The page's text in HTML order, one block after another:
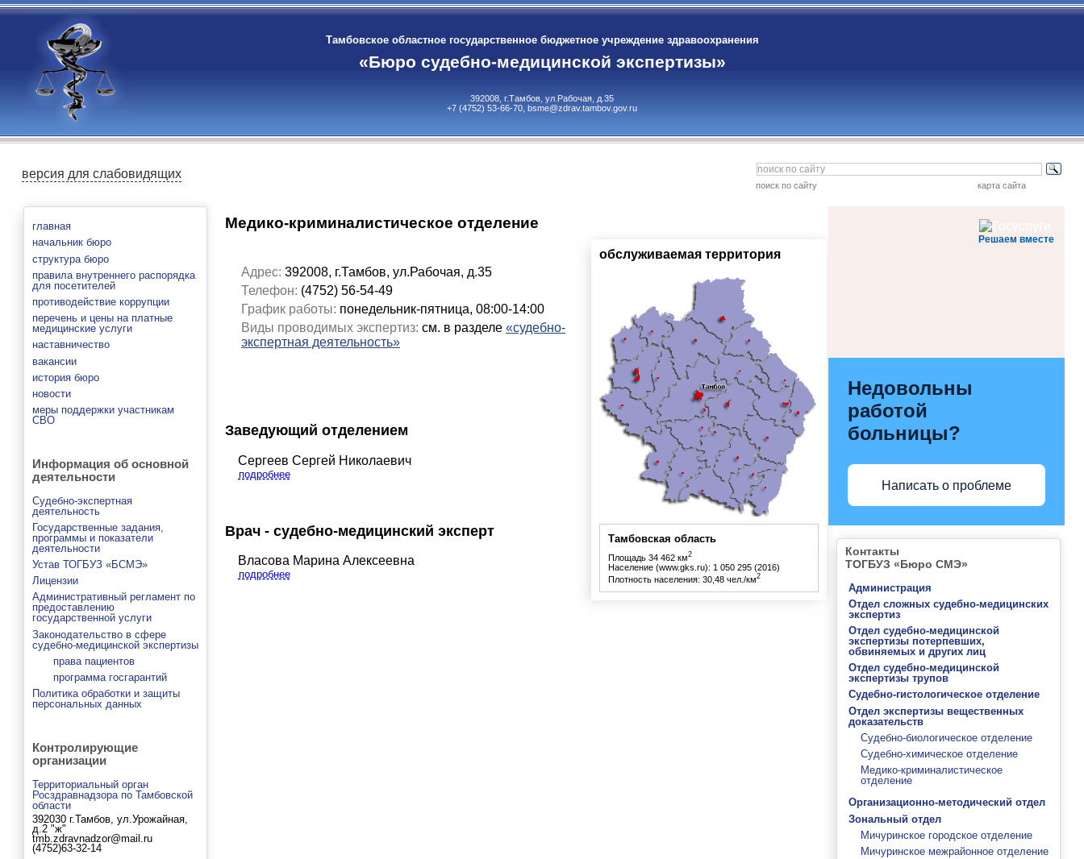
Тамбовское областное государственное бюджетное учреждение здравоохранения
«Бюро судебно-медицинской экспертизы»
392008, г.Тамбов, ул.Рабочая, д.35
+7 (4752) 53-66-70, bsme@zdrav.tambov.gov.ru
версия для слабовидящих
поиск по сайту карта сайта
главная
начальник бюро
структура бюро
правила внутреннего распорядка
для посетителей
противодействие коррупции
перечень и цены на платные
медицинские услуги
наставничество
вакансии
история бюро
новости
меры поддержки участникам
СВО
Информация об основной
деятельности
Судебно-экспертная
деятельность
Государственные задания,
программы и показатели
деятельности
Устав ТОГБУЗ «БСМЭ»
Лицензии
Административный регламент по
предоставлению
государственной услуги
Законодательство в сфере
судебно-медицинской экспертизы
права пациентов
программа госгарантий
Политика обработки и защиты
персональных данных
Контролирующие
организации
Территориальный орган
Росздравнадзора по Тамбовской
области
392030 г.Тамбов, ул.Урожайная,
д.2 "ж"
tmb.zdravnadzor@mail.ru
(4752)63-32-14
Медико-криминалистическое отделение
обслуживаемая территория
Тамбовская область
Площадь 34 462 км2
Население (www.gks.ru): 1 050 295 (2016)
Плотность населения: 30,48 чел./км2
Адрес: 392008, г.Тамбов, ул.Рабочая, д.35
Телефон: (4752) 56-54-49
График работы: понедельник-пятница, 08:00-14:00
Виды проводимых экспертиз: см. в разделе «судебно-
экспертная деятельность»
Заведующий отделением
Сергеев Сергей Николаевич
подробнее
Врач - судебно-медицинский эксперт
Власова Марина Алексеевна
подробнее
Решаем вместе
Недовольны
работой
больницы?
Написать о проблеме
Контакты
ТОГБУЗ «Бюро СМЭ»
Администрация
Отдел сложных судебно-медицинских
экспертиз
Отдел судебно-медицинской
экспертизы потерпевших,
обвиняемых и других лиц
Отдел судебно-медицинской
экспертизы трупов
Судебно-гистологическое отделение
Отдел экспертизы вещественных
доказательств
Судебно-биологическое отделение
Судебно-химическое отделение
Медико-криминалистическое
отделение
Организационно-методический отдел
Зональный отдел
Мичуринское городское отделение
Мичуринское межрайонное отделение